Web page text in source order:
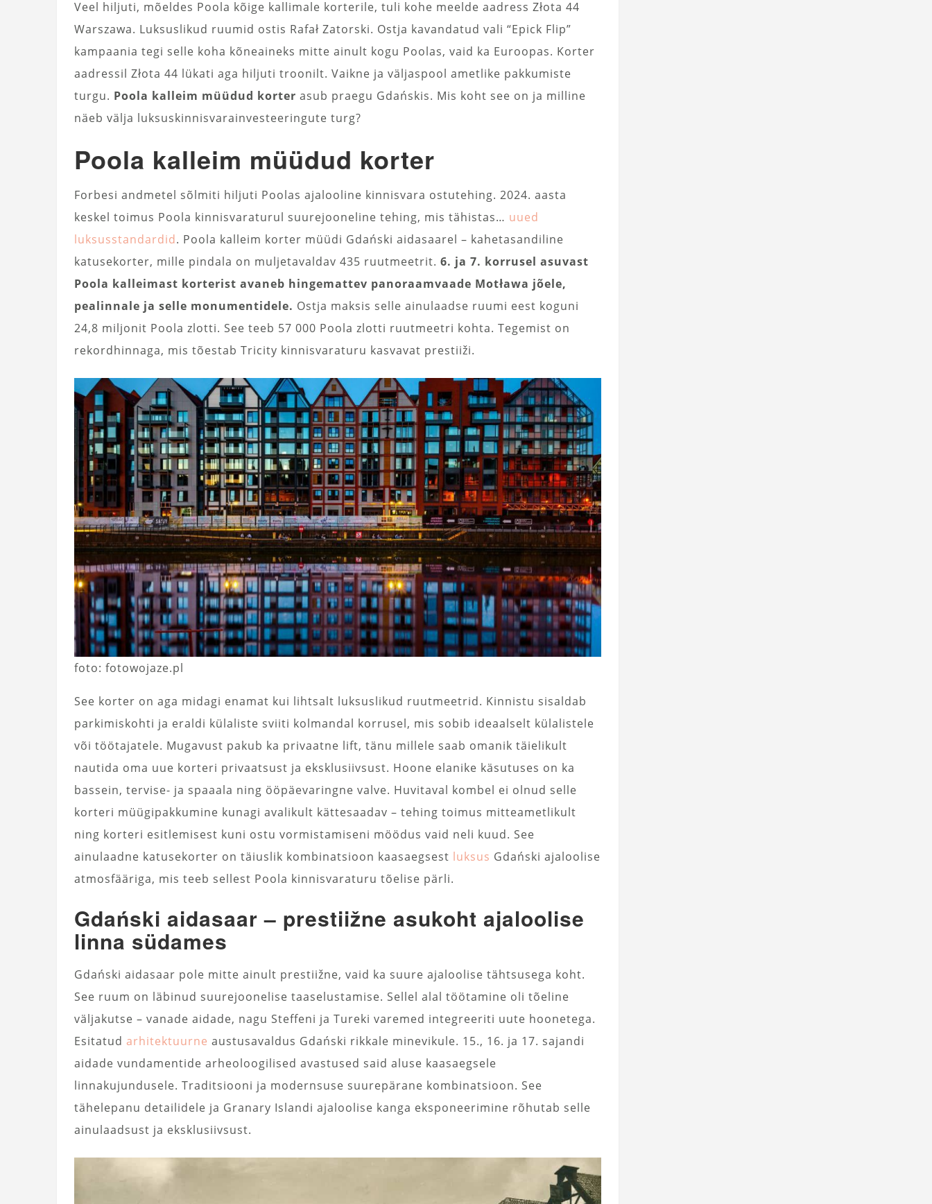
Veel hiljuti, mõeldes Poola kõige kallimale korterile, tuli kohe meelde aadress Złota 44
Warszawa. Luksuslikud ruumid ostis Rafał Zatorski. Ostja kavandatud vali “Epick Flip”
kampaania tegi selle koha kõneaineks mitte ainult kogu Poolas, vaid ka Euroopas. Korter
aadressil Złota 44 lükati aga hiljuti troonilt. Vaikne ja väljaspool ametlike pakkumiste
turgu. Poola kalleim müüdud korter asub praegu Gdańskis. Mis koht see on ja milline
näeb välja luksuskinnisvarainvesteeringute turg?
Poola kalleim müüdud korter
Forbesi andmetel sõlmiti hiljuti Poolas ajalooline kinnisvara ostutehing. 2024. aasta
keskel toimus Poola kinnisvaraturul suurejooneline tehing, mis tähistas… uued
luksusstandardid. Poola kalleim korter müüdi Gdański aidasaarel – kahetasandiline
katusekorter, mille pindala on muljetavaldav 435 ruutmeetrit. 6. ja 7. korrusel asuvast
Poola kalleimast korterist avaneb hingemattev panoraamvaade Motława jõele,
pealinnale ja selle monumentidele. Ostja maksis selle ainulaadse ruumi eest koguni
24,8 miljonit Poola zlotti. See teeb 57 000 Poola zlotti ruutmeetri kohta. Tegemist on
rekordhinnaga, mis tõestab Tricity kinnisvaraturu kasvavat prestiiži.
foto: fotowojaze.pl
See korter on aga midagi enamat kui lihtsalt luksuslikud ruutmeetrid. Kinnistu sisaldab
parkimiskohti ja eraldi külaliste sviiti kolmandal korrusel, mis sobib ideaalselt külalistele
või töötajatele. Mugavust pakub ka privaatne lift, tänu millele saab omanik täielikult
nautida oma uue korteri privaatsust ja eksklusiivsust. Hoone elanike käsutuses on ka
bassein, tervise- ja spaaala ning ööpäevaringne valve. Huvitaval kombel ei olnud selle
korteri müügipakkumine kunagi avalikult kättesaadav – tehing toimus mitteametlikult
ning korteri esitlemisest kuni ostu vormistamiseni möödus vaid neli kuud. See
ainulaadne katusekorter on täiuslik kombinatsioon kaasaegsest luksus Gdański ajaloolise
atmosfääriga, mis teeb sellest Poola kinnisvaraturu tõelise pärli.
Gdański aidasaar – prestiižne asukoht ajaloolise
linna südames
Gdański aidasaar pole mitte ainult prestiižne, vaid ka suure ajaloolise tähtsusega koht.
See ruum on läbinud suurejoonelise taaselustamise. Sellel alal töötamine oli tõeline
väljakutse – vanade aidade, nagu Steffeni ja Tureki varemed integreeriti uute hoonetega.
Esitatud arhitektuurne austusavaldus Gdański rikkale minevikule. 15., 16. ja 17. sajandi
aidade vundamentide arheoloogilised avastused said aluse kaasaegsele
linnakujundusele. Traditsiooni ja modernsuse suurepärane kombinatsioon. See
tähelepanu detailidele ja Granary Islandi ajaloolise kanga eksponeerimine rõhutab selle
ainulaadsust ja eksklusiivsust.